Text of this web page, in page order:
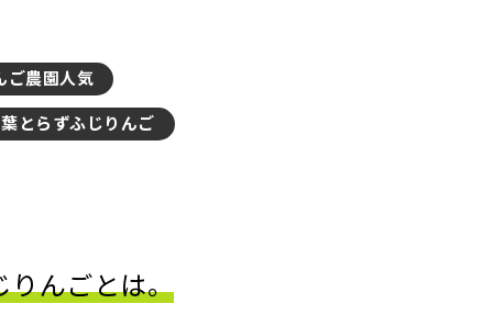
ご農園人気
葉とらずふじりんご
りんごとは。